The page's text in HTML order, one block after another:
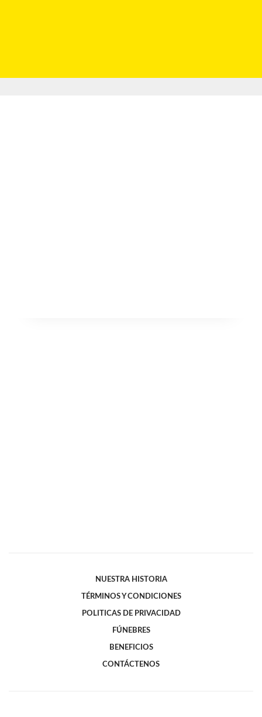
NUESTRA HISTORIA
TÉRMINOS Y CONDICIONES
POLITICAS DE PRIVACIDAD
FÚNEBRES
BENEFICIOS
CONTÁCTENOS